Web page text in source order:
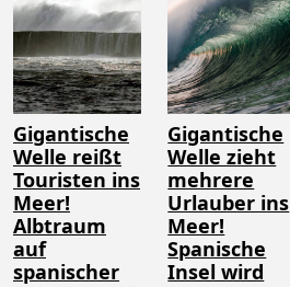
Gigantische
Welle reißt
Touristen ins
Meer!
Albtraum
auf
spanischer
Gigantische
Welle zieht
mehrere
Urlauber ins
Meer!
Spanische
Insel wird